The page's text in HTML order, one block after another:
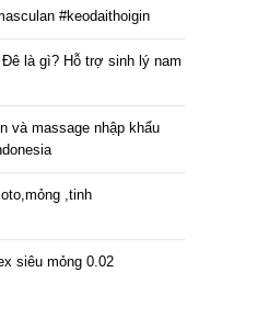
#keodaithoigin
là gì? Hỗ trợ sinh lý nam
và massage nhập khẩu
,tinh
siêu mỏng 0.02